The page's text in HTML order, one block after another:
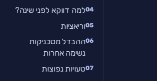
למה דווקא לפני שינה?
וריאציות
ההבדל מטכניקות
נשימה אחרות
טעויות נפוצות